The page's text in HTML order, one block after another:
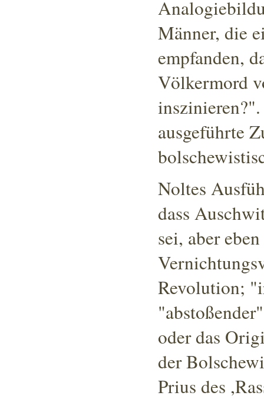
Männer, die
empfanden,
Völkermord
inszinieren?"
ausgeführte
Noltes
dass
sei, aber
Revolution;
"abstoßender"
oder das
der
Prius des